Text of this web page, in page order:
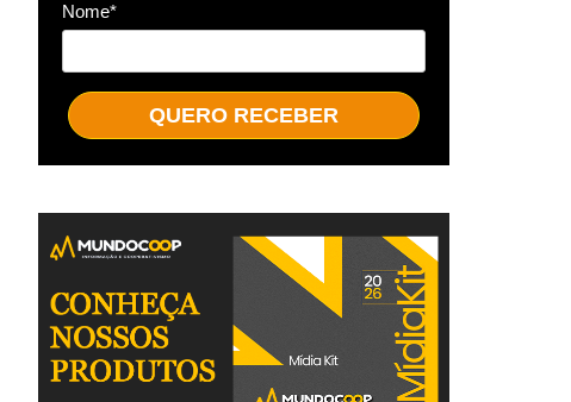
Nome*
QUERO RECEBER